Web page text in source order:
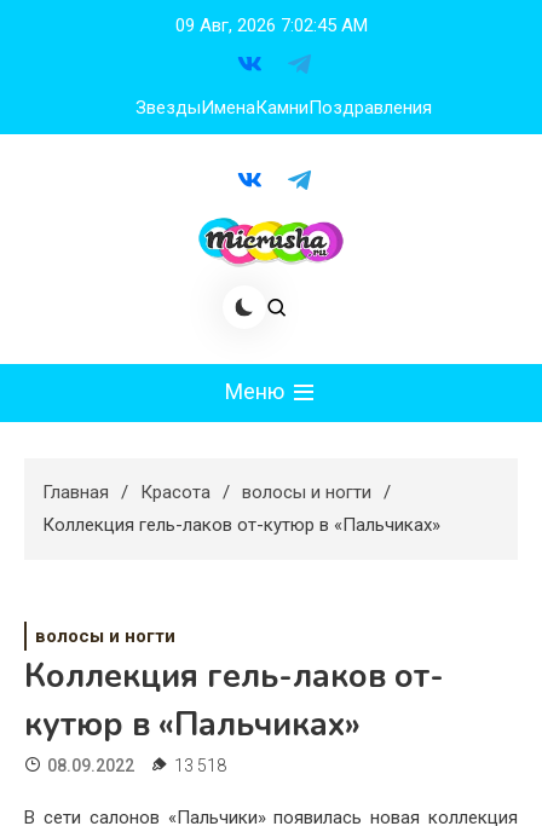
09 Авг, 2026 7:02:46 AM
ЗвездыИменаКамниПоздравления
Меню
Худеем
Жизнь
Хобби
Главная Красота
волосы и ногти
Коллекция гель-лаков от-кутюр в «Пальчиках»
волосы и ногти
Коллекция гель-лаков от-
кутюр в «Пальчиках»
08.09.2022 13 518
В сети салонов «Пальчики» появилась новая коллекция